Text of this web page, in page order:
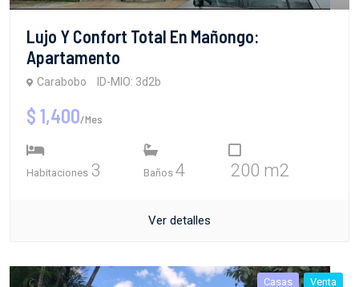
Lujo Y Confort Total En Mañongo:
Apartamento
Carabobo ID-MIO: 3d2b
$ 1,400/Mes
Habitaciones 3 Baños 4 200 m2
Ver detalles
Casas Venta